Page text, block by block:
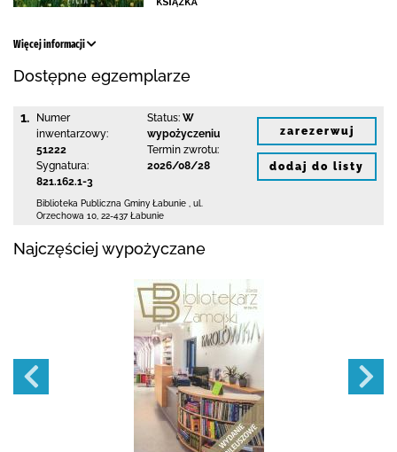
Więcej informacji
Dostępne egzemplarze
1.
Numer
inwentarzowy:
51222
Sygnatura:
821.162.1-3
Status: W
wypożyczeniu
Termin zwrotu:
2026/08/28
Biblioteka Publiczna Gminy Łabunie
ul.
Orzechowa 10 22-437 Łabunie
zarezerwuj
dodaj do listy
Najczęściej wypożyczane